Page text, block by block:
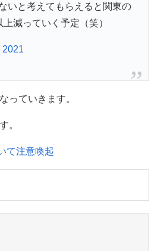
いと考えてもらえると関東の
減っていく予定（笑）
2021
っていきます。
。
て注意喚起